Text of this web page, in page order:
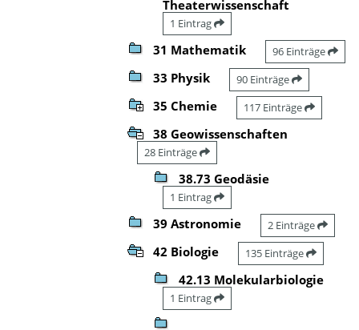
Theaterwissenschaft
1 Eintrag
31 Mathematik 96 Einträge
33 Physik 90 Einträge
35 Chemie 117 Einträge
38 Geowissenschaften
28 Einträge
38.73 Geodäsie
1 Eintrag
39 Astronomie 2 Einträge
42 Biologie 135 Einträge
42.13 Molekularbiologie
1 Eintrag